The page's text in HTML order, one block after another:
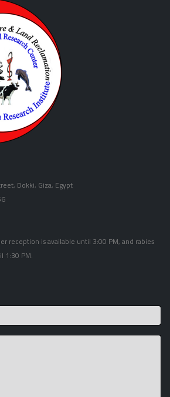
Dokki, Giza, Egypt
reception is available until 3:00 PM, and rabies
1:30 PM.